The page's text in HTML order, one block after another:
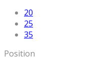
20
25
35
Position